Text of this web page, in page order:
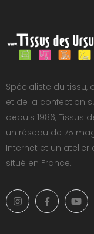
Spécialiste du tissu,
et de la confection
depuis 1986, Tissus
un réseau de 75
Internet et un
situé en France.